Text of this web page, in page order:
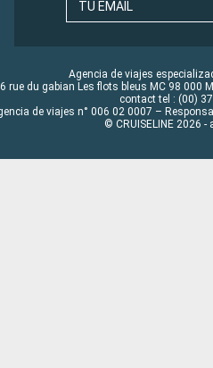
TU EMAIL
Agencia de viajes
rue du gabian Les flots bleus MC 98 000
contact tel : (00)
de viajes n° 006 02 0007 –
© CRUISELINE 2026 -